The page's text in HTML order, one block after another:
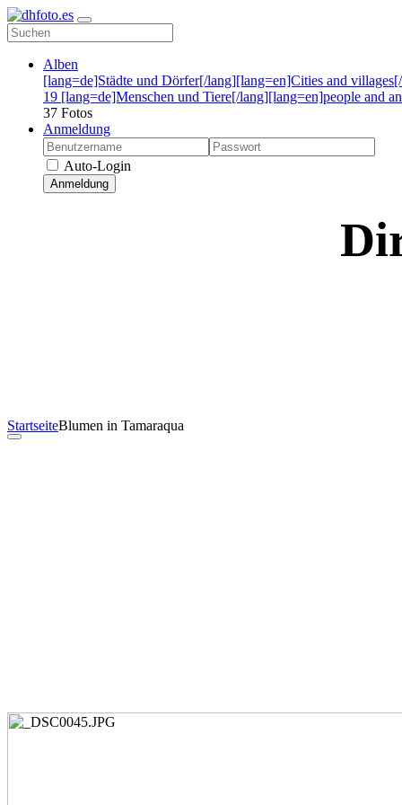
Alben
[lang=de]Städte und Dörfer[/lang][lang=en]Cities and
19 [lang=de]Menschen und Tiere[/lang][lang=en]people and
37 Fotos
Anmeldung
Auto-Login
Anmeldung
StartseiteBlumen in Tamaraqua